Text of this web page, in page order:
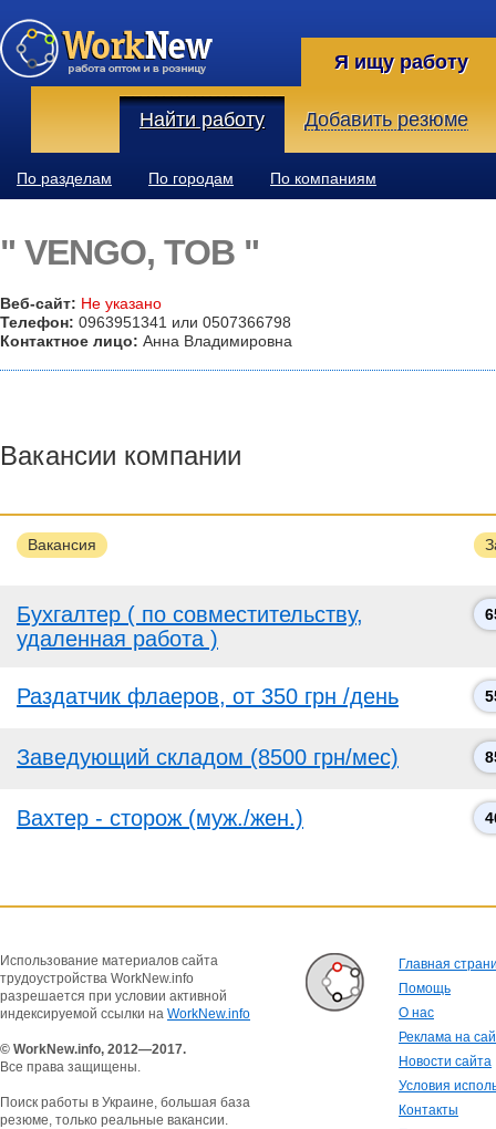
Я ищу работу
Найти работу Добавить резюме
По разделам По городам По компаниям
" VENGO, ТОВ "
Веб-сайт: Не указано
Телефон: 0963951341 или 0507366798
Контактное лицо: Анна Владимировна
Вакансии компании
Вакансия
Бухгалтер ( по совместительству,
удаленная работа )
Раздатчик флаеров, от 350 грн /день
Заведующий складом (8500 грн/мес)
Вахтер - сторож (муж./жен.)
Использование материалов сайта
трудоустройства WorkNew.info
разрешается при условии активной
индексируемой ссылки на WorkNew.info
© WorkNew.info, 2012—2017.
Все права защищены.
Поиск работы в Украине, большая база
резюме, только реальные вакансии.
Главная
Помощь
О нас
Реклама на
Новости сайта
Условия
Контакты